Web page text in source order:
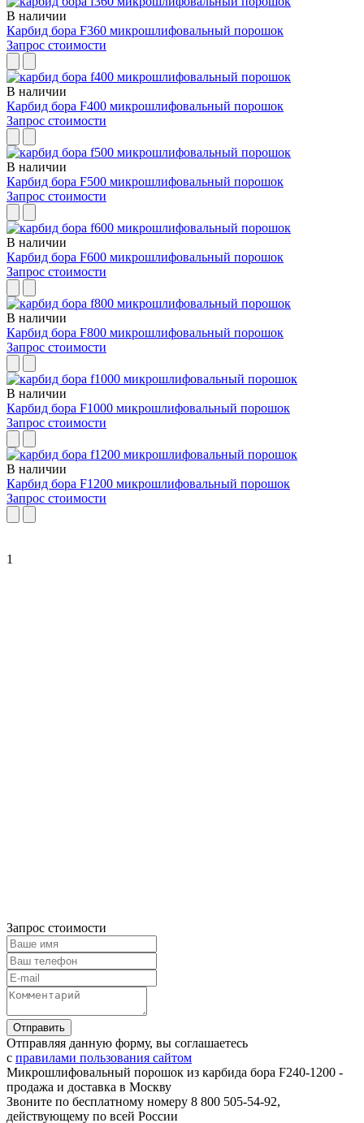
В наличии
Карбид бора F360 микрошлифовальный порошок
Запрос стоимости
В наличии
Карбид бора F400 микрошлифовальный порошок
Запрос стоимости
В наличии
Карбид бора F500 микрошлифовальный порошок
Запрос стоимости
В наличии
Карбид бора F600 микрошлифовальный порошок
Запрос стоимости
В наличии
Карбид бора F800 микрошлифовальный порошок
Запрос стоимости
В наличии
Карбид бора F1000 микрошлифовальный порошок
Запрос стоимости
В наличии
Карбид бора F1200 микрошлифовальный порошок
Запрос стоимости
1
Запрос стоимости
Отправляя данную форму, вы соглашаетесь
с правилами пользования сайтом
Микрошлифовальный порошок из карбида бора F240-1200 -
продажа и доставка в Москву
Звоните по бесплатному номеру 8 800 505-54-92,
действующему по всей России